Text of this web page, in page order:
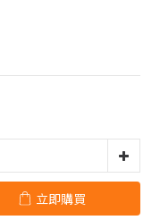
立即購買